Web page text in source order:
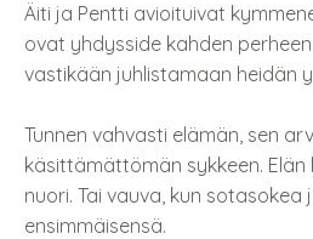
Äiti ja Pentti avioituivat
ovat yhdysside kahden
vastikään juhlistamaan heidän
Tunnen vahvasti elämän, sen
käsittämättömän sykkeen. Elän
nuori. Tai vauva, kun sotasokea
ensimmäisensä.